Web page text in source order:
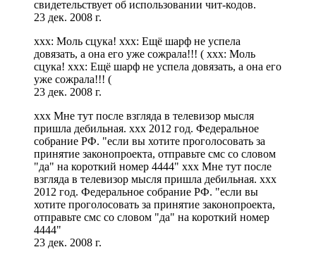
свидетельствует об использовании чит-кодов.
23 дек. 2008 г.
xxx: Моль сцука! xxx: Ещё шарф не успела
довязать, а она его уже сожрала!!! ( xxx: Моль
сцука! xxx: Ещё шарф не успела довязать, а она его
уже сожрала!!! (
23 дек. 2008 г.
xxx Мне тут после взгляда в телевизор мысля
пришла дебильная. xxx 2012 год. Федеральное
собрание РФ. "если вы хотите проголосовать за
принятие законопроекта, отправьте смс со словом
"да" на короткий номер 4444" xxx Мне тут после
взгляда в телевизор мысля пришла дебильная. xxx
2012 год. Федеральное собрание РФ. "если вы
хотите проголосовать за принятие законопроекта,
отправьте смс со словом "да" на короткий номер
4444"
23 дек. 2008 г.